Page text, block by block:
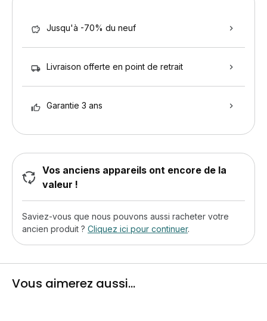
Jusqu'à -70% du neuf
Livraison offerte en point de retrait
Garantie 3 ans
Vos anciens appareils ont encore de la
valeur !
Saviez-vous que nous pouvons aussi racheter votre
ancien produit ? Cliquez ici pour continuer.
Vous aimerez aussi...